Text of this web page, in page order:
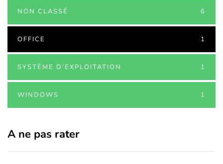
NON CLASSÉ 6
OFFICE 1
SYSTÈME D'EXPLOITATION 1
WINDOWS 1
A ne pas rater